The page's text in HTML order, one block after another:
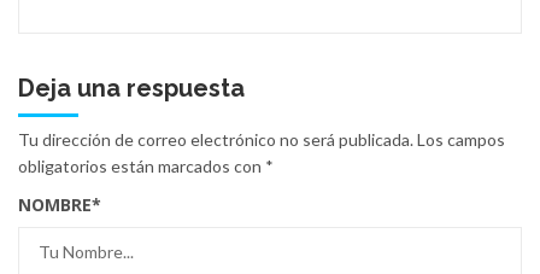
Deja una respuesta
Tu dirección de correo electrónico no será publicada.Los campos
obligatorios están marcados con *
NOMBRE*